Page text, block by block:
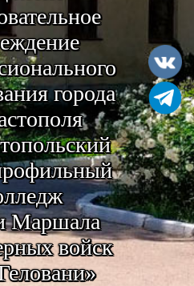
города
Маршала
войск